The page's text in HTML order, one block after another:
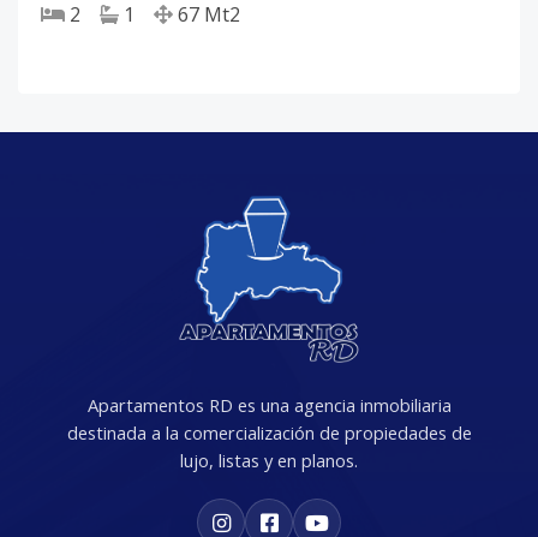
2 1 67 Mt2
Apartamentos RD es una agencia inmobiliaria
destinada a la comercialización de propiedades de
lujo, listas y en planos.